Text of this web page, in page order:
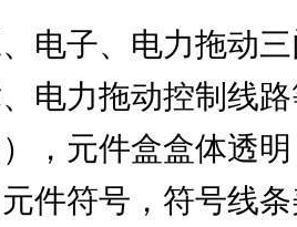
电子、电力拖动
电力拖动控制线
，元件盒盒体透
件符号，符号线